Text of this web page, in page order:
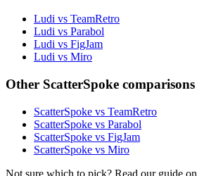
Ludi vs TeamRetro
Ludi vs Parabol
Ludi vs FigJam
Ludi vs Miro
Other ScatterSpoke comparisons
ScatterSpoke vs TeamRetro
ScatterSpoke vs Parabol
ScatterSpoke vs FigJam
ScatterSpoke vs Miro
Not sure which to pick? Read our guide on